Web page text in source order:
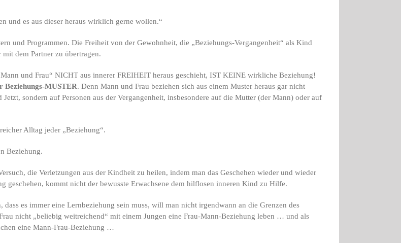
und es aus dieser heraus wirklich gerne wollen.“
und Programmen. Die Freiheit von der Gewohnheit, die „Beziehungs-Vergangenheit“ als Kind
dem Partner zu übertragen.
und Frau“ NICHT aus innerer FREIHEIT heraus geschieht, IST KEINE wirkliche Beziehung!
Beziehungs-MUSTER. Denn Mann und Frau beziehen sich aus einem Muster heraus gar nicht
sondern auf Personen aus der Vergangenheit, insbesondere auf die Mutter (der Mann) oder auf
Alltag jeder „Beziehung“.
Beziehung.
die Verletzungen aus der Kindheit zu heilen, indem man das Geschehen wieder und wieder
geschehen, kommt nicht der bewusste Erwachsene dem hilflosen inneren Kind zu Hilfe.
es immer eine Lernbeziehung sein muss, will man nicht irgendwann an die Grenzen des
nicht „beliebig weitreichend“ mit einem Jungen eine Frau-Mann-Beziehung leben … und als
eine Mann-Frau-Beziehung …